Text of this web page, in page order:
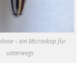
– ein Microskop für
unterwegs